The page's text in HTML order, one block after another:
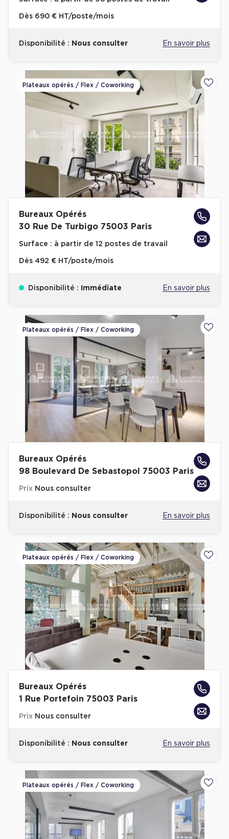
Dès 690 € HT/poste/mois
Disponibilité : Nous consulter En savoir plus
Plateaux opérés / Flex / Coworking
Bureaux Opérés
30 Rue De Turbigo 75003 Paris
Surface : à partir de 12 postes de travail
Dès 492 € HT/poste/mois
Disponibilité : Immédiate En savoir plus
Plateaux opérés / Flex / Coworking
Bureaux Opérés
98 Boulevard De Sebastopol 75003 Paris
Prix Nous consulter
Disponibilité : Nous consulter En savoir plus
Plateaux opérés / Flex / Coworking
Bureaux Opérés
1 Rue Portefoin 75003 Paris
Prix Nous consulter
Disponibilité : Nous consulter En savoir plus
Plateaux opérés / Flex / Coworking